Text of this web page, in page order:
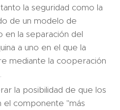
la seguridad como la
de un modelo de
en la separación del
a uno en el que la
mediante la cooperación
la posibilidad de que los
el componente "más